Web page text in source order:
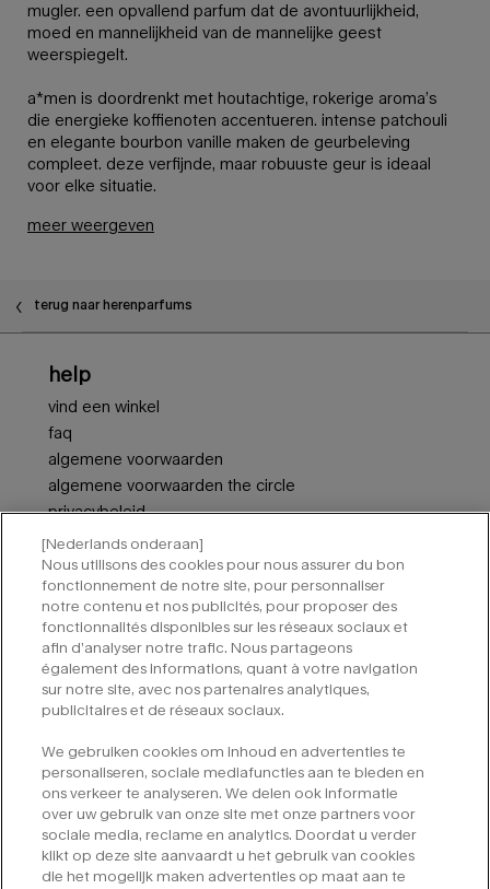
mugler. een opvallend parfum dat de avontuurlijkheid,
moed en mannelijkheid van de mannelijke geest
weerspiegelt.
a*men is doordrenkt met houtachtige, rokerige aroma’s
die energieke koffienoten accentueren. intense patchouli
en elegante bourbon vanille maken de geurbeleving
compleet. deze verfijnde, maar robuuste geur is ideaal
voor elke situatie.
meer weergeven
terug naar herenparfums
help
vind een winkel
faq
algemene voorwaarden
algemene voorwaarden the circle
privacybeleid
neem contact met ons op
cookie-instellingen
aanmelden voor nieuwsbrieven van mugler
vereiste velden zijn gemarkeerd met een sterretje (*).
e-mailadres*
ja, aanmelden voor e-mails
indienen
[Nederlands onderaan]
Nous utilisons des cookies pour nous assurer du bon
fonctionnement de notre site, pour personnaliser
notre contenu et nos publicités, pour proposer des
fonctionnalités disponibles sur les réseaux sociaux et
afin d’analyser notre trafic. Nous partageons
également des informations, quant à votre navigation
sur notre site, avec nos partenaires analytiques,
publicitaires et de réseaux sociaux.
We gebruiken cookies om inhoud en advertenties te
personaliseren, sociale mediafuncties aan te bieden en
ons verkeer te analyseren. We delen ook informatie
over uw gebruik van onze site met onze partners voor
sociale media, reclame en analytics. Doordat u verder
klikt op deze site aanvaardt u het gebruik van cookies
die het mogelijk maken advertenties op maat aan te